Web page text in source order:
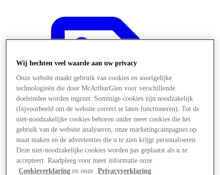
Wij hechten veel waarde aan uw privacy
Onze website maakt gebruik van cookies en soortgelijke
technologieën die door McArthurGlen voor verschillende
doeleinden worden ingezet. Sommige cookies zijn noodzakelijk
(bijvoorbeeld om de website correct te laten functioneren). Tot de
niet-noodzakelijke cookies behoren onder meer cookies die het
gebruik van de website analyseren, onze marketingcampagnes op
maat maken en de advertenties die u te zien krijgt personaliseren.
Deze niet-noodzakelijke cookies worden pas geplaatst als u ze
accepteert. Raadpleeg voor meer informatie onze
Cookieverklaring en onze Privacyverklaring